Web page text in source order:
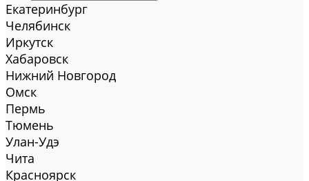
Екатеринбург
Челябинск
Иркутск
Хабаровск
Нижний Новгород
Омск
Пермь
Тюмень
Улан-Удэ
Чита
Красноярск